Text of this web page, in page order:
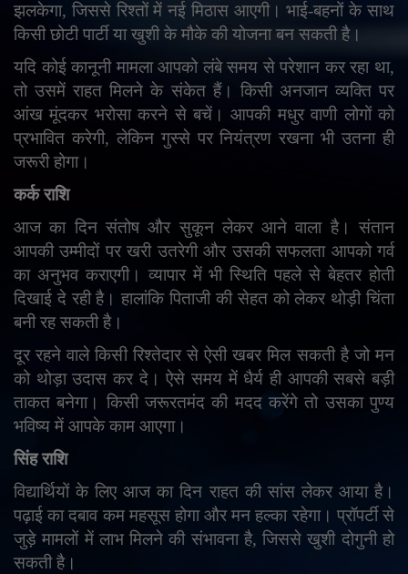
झलकेगा, जिससे रिश्तों में नई मिठास आएगी। भाई-बहनों के साथ
किसी छोटी पार्टी या खुशी के मौके की योजना बन सकती है।
यदि कोई कानूनी मामला आपको लंबे समय से परेशान कर रहा था,
तो उसमें राहत मिलने के संकेत हैं। किसी अनजान व्यक्ति पर
आंख मूंदकर भरोसा करने से बचें। आपकी मधुर वाणी लोगों को
प्रभावित करेगी, लेकिन गुस्से पर नियंत्रण रखना भी उतना ही
जरूरी होगा।
कर्क राशि
आज का दिन संतोष और सुकून लेकर आने वाला है। संतान
आपकी उम्मीदों पर खरी उतरेगी और उसकी सफलता आपको गर्व
का अनुभव कराएगी। व्यापार में भी स्थिति पहले से बेहतर होती
दिखाई दे रही है। हालांकि पिताजी की सेहत को लेकर थोड़ी चिंता
बनी रह सकती है।
दूर रहने वाले किसी रिश्तेदार से ऐसी खबर मिल सकती है जो मन
को थोड़ा उदास कर दे। ऐसे समय में धैर्य ही आपकी सबसे बड़ी
ताकत बनेगा। किसी जरूरतमंद की मदद करेंगे तो उसका पुण्य
भविष्य में आपके काम आएगा।
सिंह राशि
विद्यार्थियों के लिए आज का दिन राहत की सांस लेकर आया है।
पढ़ाई का दबाव कम महसूस होगा और मन हल्का रहेगा। प्रॉपर्टी से
जुड़े मामलों में लाभ मिलने की संभावना है,जिससे खुशी दोगुनी हो
सकती है।